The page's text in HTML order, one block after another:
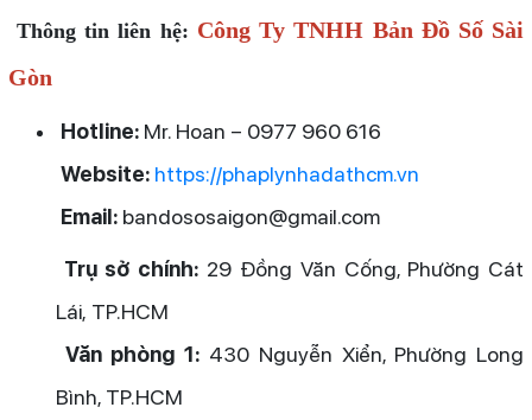
Thông tin liên hệ: Công Ty TNHH Bản Đồ Số Sài
Gòn
Hotline:Mr. Hoan – 0977 960 616
Website: https://phaplynhadathcm.vn
Email: bandososaigon@gmail.com
Trụ sở chính: 29 Đồng Văn Cống, Phường Cát
Lái, TP.HCM
Văn phòng 1: 430 Nguyễn Xiển, Phường Long
Bình, TP.HCM